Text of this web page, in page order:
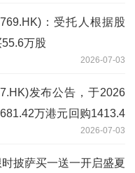
：受托人根据股
万股
2026-07-03
发布公告，于2026
万港元回购1413.4
2026-07-03
披萨买一送一开启盛夏